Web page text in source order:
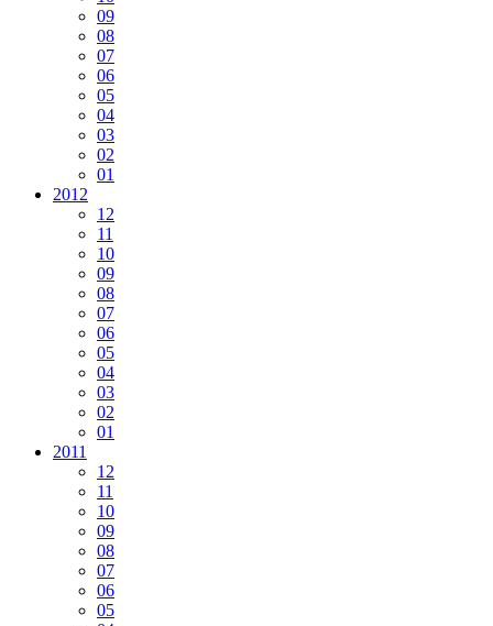
09
08
07
06
05
04
03
02
01
2012
12
11
10
09
08
07
06
05
04
03
02
01
2011
12
11
10
09
08
07
06
05